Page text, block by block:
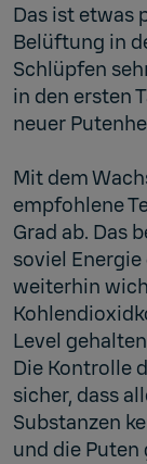
Das ist etwas
Belüftung in
Schlüpfen
in den ersten
neuer
Mit dem
empfohlene
Grad ab. Das
soviel
weiterhin
Level
Die Kontrolle
sicher, dass
Substanzen
und die